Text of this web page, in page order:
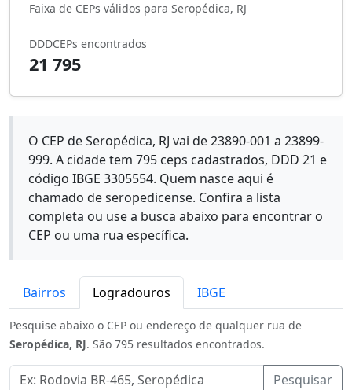
Faixa de CEPs válidos para Seropédica, RJ
DDD
21
CEPs encontrados
795
O CEP de Seropédica, RJ vai de 23890-001 a 23899-
999. A cidade tem 795 ceps cadastrados, DDD 21 e
código IBGE 3305554. Quem nasce aqui é
chamado de seropedicense. Confira a lista
completa ou use a busca abaixo para encontrar o
CEP ou uma rua específica.
Bairros Logradouros IBGE
Pesquise abaixo o CEP ou endereço de qualquer rua de
Seropédica, RJ. São 795 resultados encontrados.
Pesquisar